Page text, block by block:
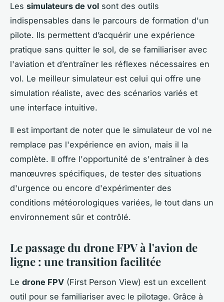
Les simulateurs de vol sont des outils
indispensables dans le parcours de formation d'un
pilote. Ils permettent d’acquérir une expérience
pratique sans quitter le sol, de se familiariser avec
l'aviation et d’entraîner les réflexes nécessaires en
vol. Le meilleur simulateur est celui qui offre une
simulation réaliste, avec des scénarios variés et
une interface intuitive.
Il est important de noter que le simulateur de vol ne
remplace pas l'expérience en avion, mais il la
complète. Il offre l'opportunité de s'entraîner à des
manœuvres spécifiques, de tester des situations
d'urgence ou encore d'expérimenter des
conditions météorologiques variées, le tout dans un
environnement sûr et contrôlé.
Le passage du drone FPV à l'avion de
ligne : une transition facilitée
Le drone FPV (First Person View) est un excellent
outil pour se familiariser avec le pilotage. Grâce à